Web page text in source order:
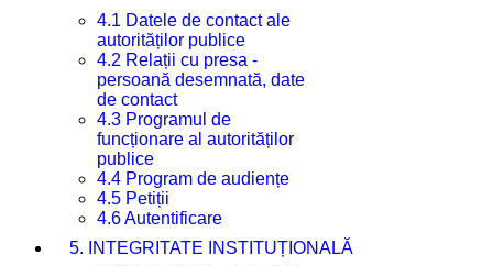
4.1 Datele de contact ale
autorităților publice
4.2 Relații cu presa -
persoană desemnată, date
de contact
4.3 Programul de
funcționare al autorităților
publice
4.4 Program de audiențe
4.5 Petiții
4.6 Autentificare
5. INTEGRITATE INSTITUȚIONALĂ